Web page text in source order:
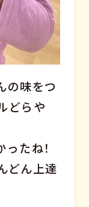
の味をつ
どらや
たね！
どん上達